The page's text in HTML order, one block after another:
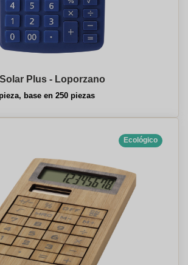
Plus - Loporzano
base en 250 piezas
Ecológico